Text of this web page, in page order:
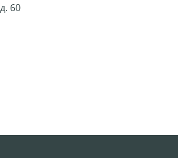
60